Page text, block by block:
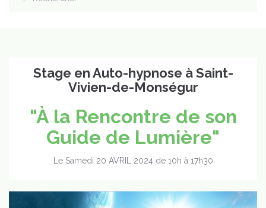
Stage en Auto-hypnose à Saint-
Vivien-de-Monségur
"À la Rencontre de son
Guide de Lumière"
Le Samedi 20 AVRIL 2024 de 10h à 17h30